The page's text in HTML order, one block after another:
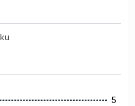
5